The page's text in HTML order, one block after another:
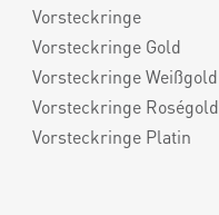
Vorsteckringe
Vorsteckringe Gold
Vorsteckringe Weißgold
Vorsteckringe Roségold
Vorsteckringe Platin